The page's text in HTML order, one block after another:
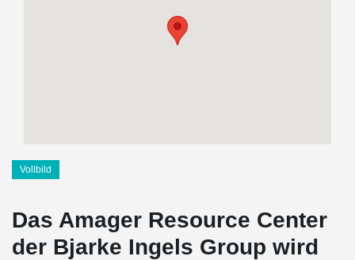
Vollbild
Das Amager Resource Center
der Bjarke Ingels Group wird